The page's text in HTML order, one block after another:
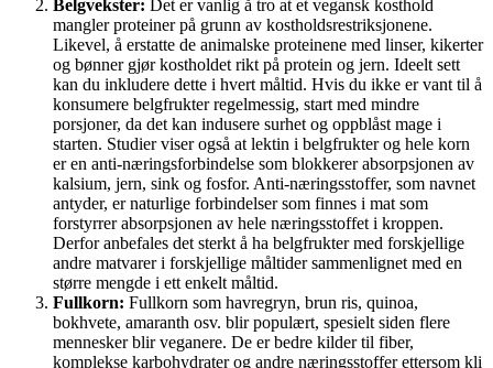
Belgvekster: Det er vanlig å tro at et vegansk kosthold
mangler proteiner på grunn av kostholdsrestriksjonene.
Likevel, å erstatte de animalske proteinene med linser, kikerter
og bønner gjør kostholdet rikt på protein og jern. Ideelt sett
kan du inkludere dette i hvert måltid. Hvis du ikke er vant til å
konsumere belgfrukter regelmessig, start med mindre
porsjoner, da det kan indusere surhet og oppblåst mage i
starten. Studier viser også at lektin i belgfrukter og hele korn
er en anti-næringsforbindelse som blokkerer absorpsjonen av
kalsium, jern, sink og fosfor. Anti-næringsstoffer, som navnet
antyder, er naturlige forbindelser som finnes i mat som
forstyrrer absorpsjonen av hele næringsstoffet i kroppen.
Derfor anbefales det sterkt å ha belgfrukter med forskjellige
andre matvarer i forskjellige måltider sammenlignet med en
større mengde i ett enkelt måltid.
Fullkorn: Fullkorn som havregryn, brun ris, quinoa,
bokhvete, amaranth osv. blir populært, spesielt siden flere
mennesker blir veganere. De er bedre kilder til fiber,
komplekse karbohydrater og andre næringsstoffer ettersom kli